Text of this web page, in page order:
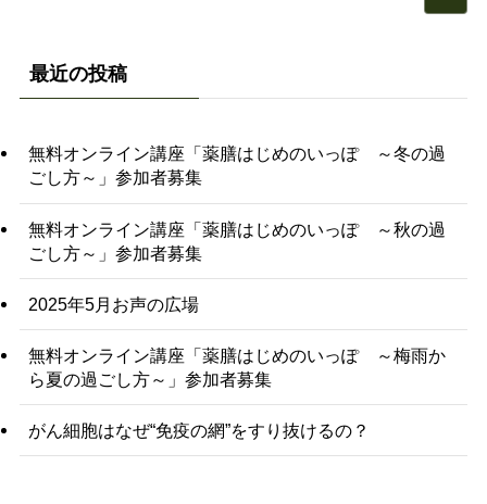
最近の投稿
無料オンライン講座「薬膳はじめのいっぽ ～冬の過
ごし方～」参加者募集
無料オンライン講座「薬膳はじめのいっぽ ～秋の過
ごし方～」参加者募集
2025年5月お声の広場
無料オンライン講座「薬膳はじめのいっぽ ～梅雨か
ら夏の過ごし方～」参加者募集
がん細胞はなぜ“免疫の網”をすり抜けるの？